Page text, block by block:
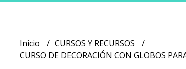
Inicio
CURSOS Y RECURSOS
CURSO DE DECORACIÓN CON GLOBOS